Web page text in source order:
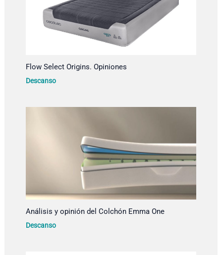
Flow Select Origins. Opiniones
Descanso
Análisis y opinión del Colchón Emma One
Descanso